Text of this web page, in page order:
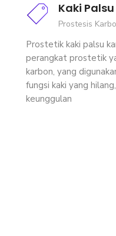
Kaki
Prostesis
Prostetik kaki palsu
perangkat prostetik
karbon, yang
fungsi kaki yang
keunggulan